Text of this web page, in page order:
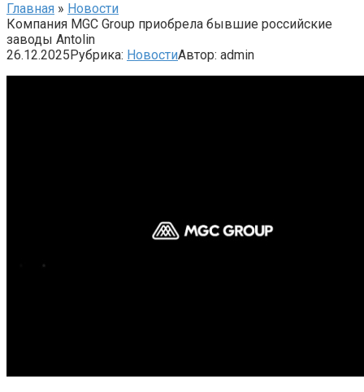
Главная » Новости
Компания MGC Group приобрела бывшие российские
заводы Antolin
26.12.2025Рубрика: НовостиАвтор: admin